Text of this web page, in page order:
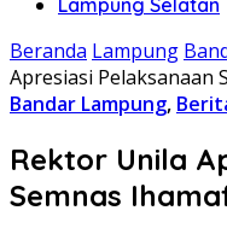
Lampung Selatan
Beranda Lampung
Apresiasi Pelaksanaan
Bandar Lampung,
Rektor Unila
Semnas